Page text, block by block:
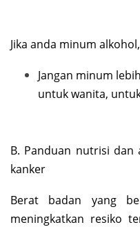
Jika anda minum
Jangan minum
untuk wanita,
B. Panduan nutrisi dan
kanker
Berat badan yang
meningkatkan resiko